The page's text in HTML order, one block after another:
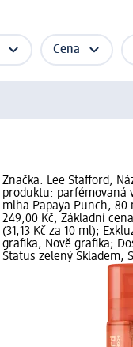
Cena
Značka: Lee Stafford;
produktu: parfémovaná
mlha Papaya Punch, 80
249,00 Kč; Základní
(31,13 Kč za 10 ml);
grafika, Nově grafika;
Status zelený Skladem,